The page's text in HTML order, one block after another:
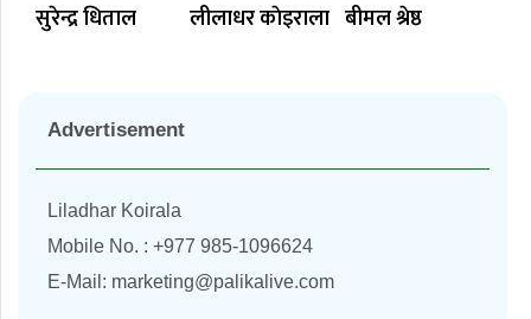
सुरेन्द्र धिताल लीलाधर काेइराला बीमल श्रेष्ठ
Advertisement
Liladhar Koirala
Mobile No. : +977 985-1096624
E-Mail: marketing@palikalive.com